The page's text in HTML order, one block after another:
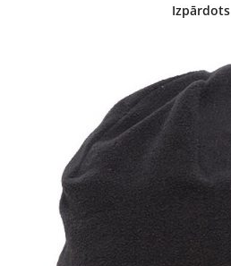
Izpārdots